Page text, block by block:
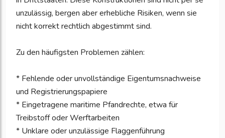
unzulässig, bergen aber erhebliche Risiken, wenn sie
nicht korrekt rechtlich abgestimmt sind.
Zu den häufigsten Problemen zählen:
* Fehlende oder unvollständige Eigentumsnachweise
und Registrierungspapiere
* Eingetragene maritime Pfandrechte, etwa für
Treibstoff oder Werftarbeiten
* Unklare oder unzulässige Flaggenführung